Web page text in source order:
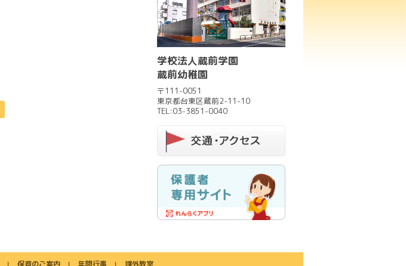
学校法人蔵前学園
蔵前幼稚園
〒111-0051
東京都台東区蔵前2-11-10
TEL:03-3851-0040